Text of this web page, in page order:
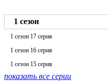
1 сезон
1 сезон 17 серия
1 сезон 16 серия
1 сезон 15 серия
показать все серии